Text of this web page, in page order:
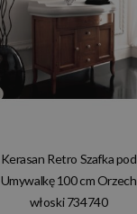
Kerasan Retro Szafka pod
Umywalkę 100 cm Orzech
włoski 734740